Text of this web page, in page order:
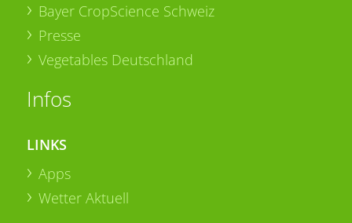
Bayer CropScience Schweiz
Presse
Vegetables Deutschland
Infos
LINKS
Apps
Wetter Aktuell